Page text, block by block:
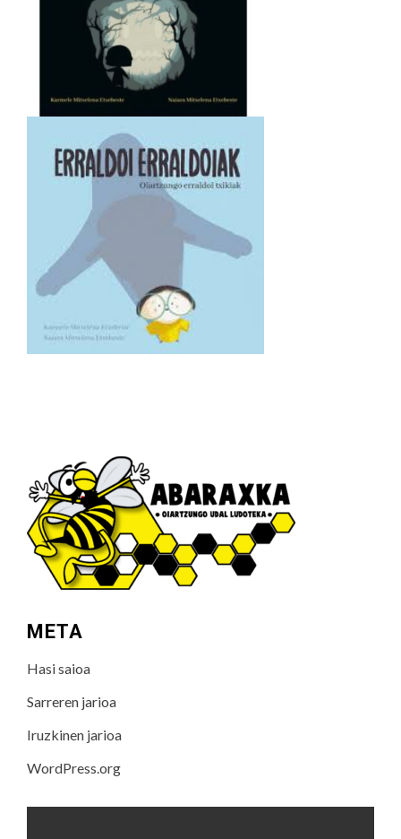
META
Hasi saioa
Sarreren jarioa
Iruzkinen jarioa
WordPress.org